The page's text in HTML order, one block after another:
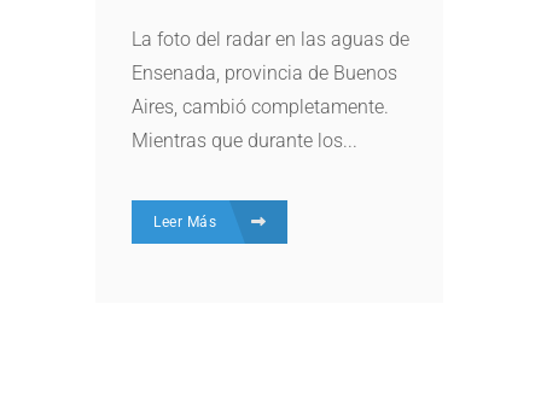
La foto del radar en las aguas de
Ensenada, provincia de Buenos
Aires, cambió completamente.
Mientras que durante los...
Leer Más